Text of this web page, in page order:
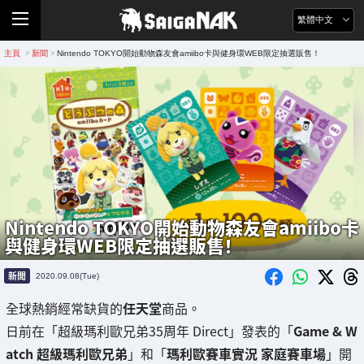
繁體中文
主頁 > 新聞 > Nintendo TOKYO開始動物森友會amiibo卡與健身環WEB限定抽選販售！
Nintendo TOKYO開始動物森友會amiibo卡
與健身環WEB限定抽選販售！
新聞 2020.09.08(Tue)
全球熱銷經常缺貨的任天堂商品。
日前在「超級瑪利歐兄弟35周年 Direct」發表的「Game & W
atch 超級瑪利歐兄弟 」和「瑪利歐賽車實況 家庭賽車場」開